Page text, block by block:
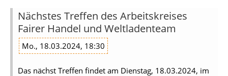
Nächstes Treffen des Arbeitskreises
Fairer Handel und Weltladenteam
Mo., 18.03.2024, 18:30
Das nächst Treffen findet am Dienstag, 18.03.2024, im